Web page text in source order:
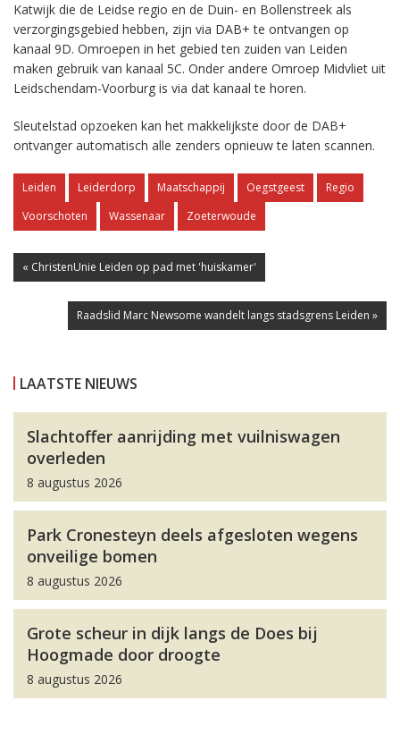
Katwijk die de Leidse regio en de Duin- en Bollenstreek als
verzorgingsgebied hebben, zijn via DAB+ te ontvangen op
kanaal 9D. Omroepen in het gebied ten zuiden van Leiden
maken gebruik van kanaal 5C. Onder andere Omroep Midvliet uit
Leidschendam-Voorburg is via dat kanaal te horen.
Sleutelstad opzoeken kan het makkelijkste door de DAB+
ontvanger automatisch alle zenders opnieuw te laten scannen.
Leiden Leiderdorp Maatschappij Oegstgeest
Regio
Voorschoten
Wassenaar Zoeterwoude
« ChristenUnie Leiden op pad met 'huiskamer'
Raadslid Marc Newsome wandelt langs stadsgrens Leiden »
LAATSTE NIEUWS
Slachtoffer aanrijding met vuilniswagen
overleden
8 augustus 2026
Park Cronesteyn deels afgesloten wegens
onveilige bomen
8 augustus 2026
Grote scheur in dijk langs de Does bij
Hoogmade door droogte
8 augustus 2026